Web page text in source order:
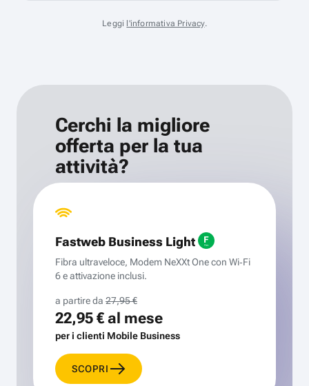
Leggi l'informativa Privacy.
Cerchi la migliore
offerta per la tua
attività?
Fastweb Business Light
Fibra ultraveloce, Modem NeXXt One con Wi‑Fi
6 e attivazione inclusi.
a partire da 27,95 €
22,95 €al mese
per i clienti Mobile Business
SCOPRI